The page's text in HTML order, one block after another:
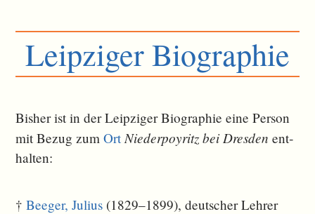
Leipziger Biographie
Bisher ist in der Leipziger Biographie eine Person
mit Bezug zumOrt Niederpoyritz bei Dresden ent­
halten:
†Beeger, Julius (1829–1899), deutscher Lehrer